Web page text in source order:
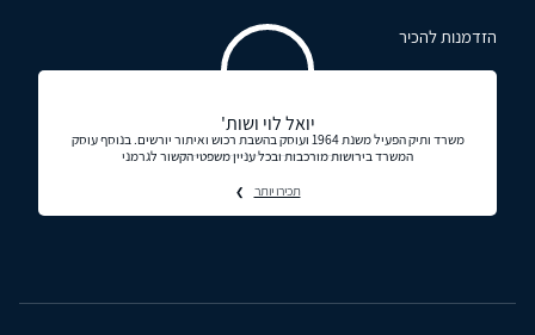
הזדמנות להכיר
יואל לוי ושות'
משרד ותיק הפעיל משנת 1964 ועוסק בהשבת רכוש ואיתור יורשים. בנוסף עוסק
המשרד בירושות מורכבות ובכל עניין משפטי הקשור לגרמני
תכירו יותר